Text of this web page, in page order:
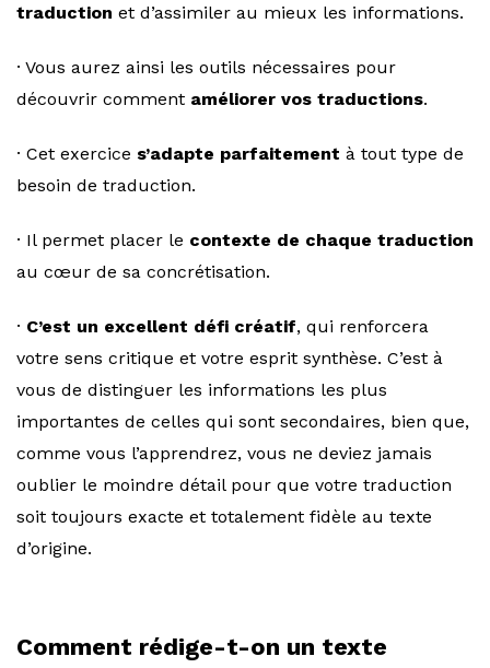
traduction et d’assimiler au mieux les informations.
· Vous aurez ainsi les outils nécessaires pour
découvrir comment améliorer vos traductions.
· Cet exercice s’adapte parfaitement à tout type de
besoin de traduction.
· Il permet placer le contexte de chaque traduction
au cœur de sa concrétisation.
· C’est un excellent défi créatif, qui renforcera
votre sens critique et votre esprit synthèse. C’est à
vous de distinguer les informations les plus
importantes de celles qui sont secondaires, bien que,
comme vous l’apprendrez, vous ne deviez jamais
oublier le moindre détail pour que votre traduction
soit toujours exacte et totalement fidèle au texte
d’origine.
Comment rédige-t-on un texte